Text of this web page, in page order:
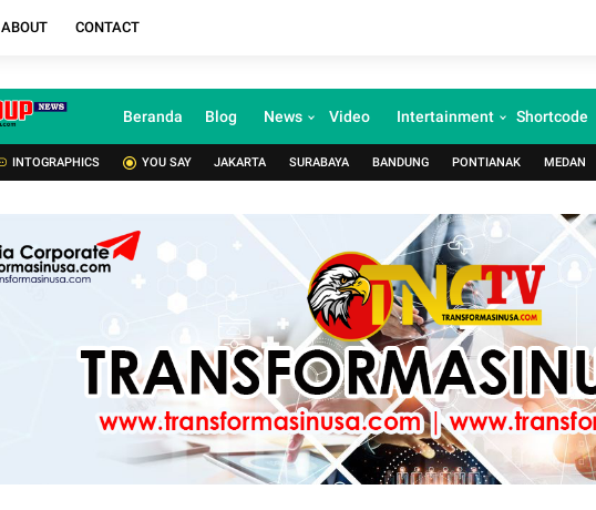
ABOUT CONTACT
Beranda Blog News Video Intertainment Shortcode
INTOGRAPHICS YOU SAY JAKARTA SURABAYA BANDUNG PONTIANAK MEDAN